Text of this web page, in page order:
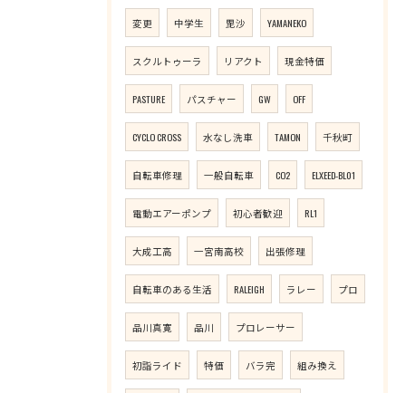
変更 中学生 毘沙 YAMANEKO
スクルトゥーラ リアクト 現金特価
PASTURE パスチャー GW OFF
CYCLO CROSS 水なし洗車 TAMON 千秋町
自転車修理 一般自転車 CO2 ELXEED-BL01
電動エアーポンプ 初心者歓迎 RL1
大成工高 一宮南高校 出張修理
自転車のある生活 RALEIGH ラレー プロ
品川真寛 品川 プロレーサー
初詣ライド 特価 バラ完 組み換え